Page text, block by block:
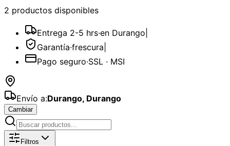
2 productos disponibles
Entrega 2-5 hrs·en Durango
Garantía·frescura
Pago seguro·SSL · MSI
Envío a:Durango, Durango
Cambiar
Catálogo deOrquídeas
Filtros